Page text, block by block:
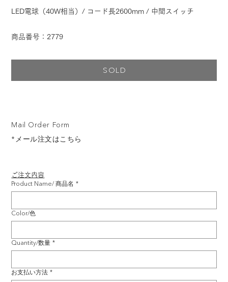
ご注文内容
Product Name/ 商品名 *
Color/色
Quantity/数量 *
お支払い方法 *
Mail Order Form
*メール注文はこちら
LED電球（40W相当）/ コード長2600mm / 中間スイッチ
商品番号：2779
SOLD